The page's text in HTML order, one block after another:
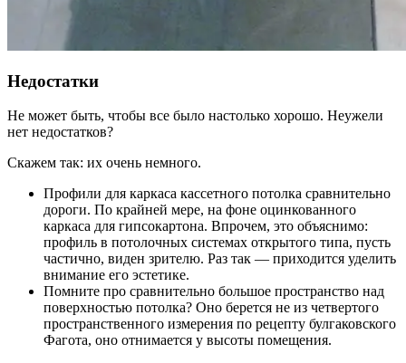
Недостатки
Не может быть, чтобы все было настолько хорошо. Неужели
нет недостатков?
Скажем так: их очень немного.
Профили для каркаса кассетного потолка сравнительно
дороги. По крайней мере, на фоне оцинкованного
каркаса для гипсокартона. Впрочем, это объяснимо:
профиль в потолочных системах открытого типа, пусть
частично, виден зрителю. Раз так — приходится уделить
внимание его эстетике.
Помните про сравнительно большое пространство над
поверхностью потолка? Оно берется не из четвертого
пространственного измерения по рецепту булгаковского
Фагота, оно отнимается у высоты помещения.